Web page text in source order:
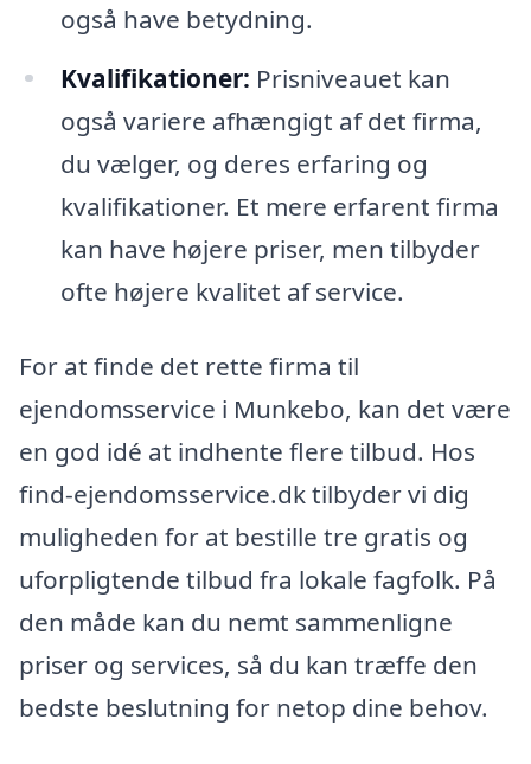
også have betydning.
Kvalifikationer: Prisniveauet kan
også variere afhængigt af det firma,
du vælger, og deres erfaring og
kvalifikationer. Et mere erfarent firma
kan have højere priser, men tilbyder
ofte højere kvalitet af service.
For at finde det rette firma til
ejendomsservice i Munkebo, kan det være
en god idé at indhente flere tilbud. Hos
find-ejendomsservice.dk tilbyder vi dig
muligheden for at bestille tre gratis og
uforpligtende tilbud fra lokale fagfolk. På
den måde kan du nemt sammenligne
priser og services, så du kan træffe den
bedste beslutning for netop dine behov.